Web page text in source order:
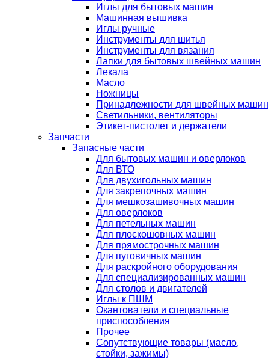
Иглы для бытовых машин
Машинная вышивка
Иглы ручные
Инструменты для шитья
Инструменты для вязания
Лапки для бытовых швейных машин
Лекала
Масло
Ножницы
Принадлежности для швейных машин
Светильники, вентиляторы
Этикет-пистолет и держатели
Запчасти
Запасные части
Для бытовых машин и оверлоков
Для ВТО
Для двухигольных машин
Для закрепочных машин
Для мешкозашивочных машин
Для оверлоков
Для петельных машин
Для плоскошовных машин
Для прямострочных машин
Для пуговичных машин
Для раскройного оборудования
Для специализированных машин
Для столов и двигателей
Иглы к ПШМ
Окантователи и специальные
приспособления
Прочее
Сопутствующие товары (масло,
стойки, зажимы)